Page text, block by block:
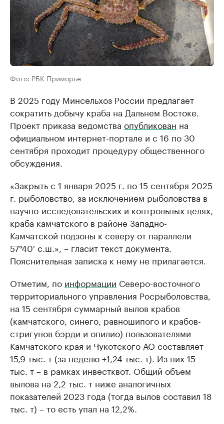
Фото: РБК Приморье
В 2025 году Минсельхоз России предлагает
сократить добычу краба на Дальнем Востоке.
Проект приказа ведомства опубликован на
официальном интернет-портале и с 16 по 30
сентября проходит процедуру общественного
обсуждения.
«Закрыть с 1 января 2025 г. по 15 сентября 2025
г. рыболовство, за исключением рыболовства в
научно-исследовательских и контрольных целях,
краба камчатского в районе Западно-
Камчатской подзоны к северу от параллели
57°40' с.ш.», – гласит текст документа.
Пояснительная записка к нему не прилагается.
Отметим, по информации Северо-восточного
территориального управления Росрыболовства,
на 15 сентября суммарный вылов крабов
(камчатского, синего, равношипого и крабов-
стригунов бэрди и опилио) пользователями
Камчатского края и Чукотского АО составляет
15,9 тыс. т (за неделю +1,24 тыс. т). Из них 15
тыс. т – в рамках инвестквот. Общий объем
вылова на 2,2 тыс. т ниже аналогичных
показателей 2023 года (тогда вылов составил 18
тыс. т) – то есть упал на 12,2%.